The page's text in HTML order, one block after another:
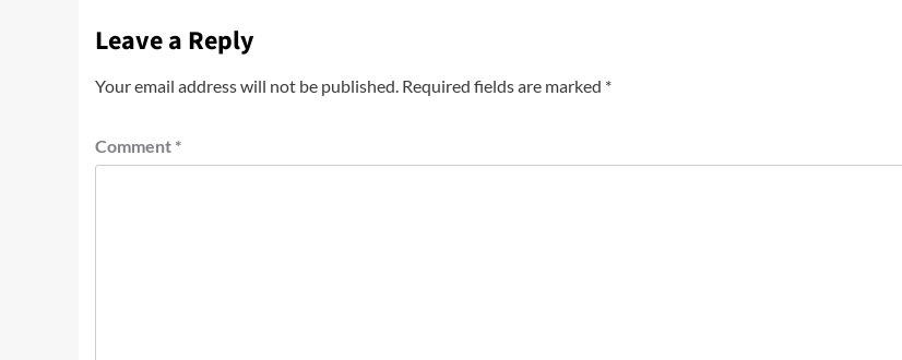
Leave a Reply
Your email address will not be published. Required fields are marked *
Comment *